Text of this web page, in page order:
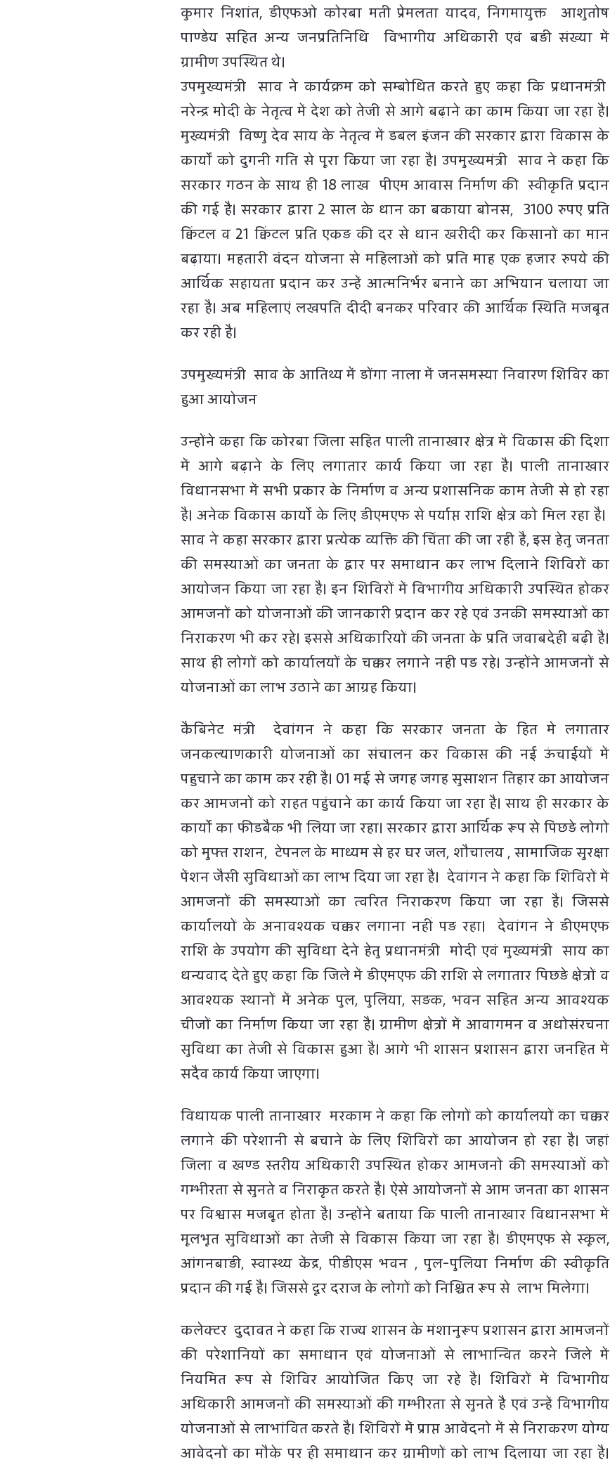
कुमार निशांत, डीएफओ कोरबा मती प्रेमलता यादव, निगमायुक्त आशुतोष
पाण्डेय सहित अन्य जनप्रतिनिधि विभागीय अधिकारी एवं बड़ी संख्या में
ग्रामीण उपस्थित थे।
उपमुख्यमंत्री साव ने कार्यक्रम को सम्बोधित करते हुए कहा कि प्रधानमंत्री
नरेन्द्र मोदी के नेतृत्व में देश को तेजी से आगे बढ़ाने का काम किया जा रहा है।
मुख्यमंत्री विष्णु देव साय के नेतृत्व में डबल इंजन की सरकार द्वारा विकास के
कार्यों को दुगनी गति से पूरा किया जा रहा है। उपमुख्यमंत्री साव ने कहा कि
सरकार गठन के साथ ही 18 लाख पीएम आवास निर्माण की स्वीकृति प्रदान
की गई है। सरकार द्वारा 2 साल के धान का बकाया बोनस, 3100 रुपए प्रति
क्विंटल व 21 क्विंटल प्रति एकड़ की दर से धान खरीदी कर किसानों का मान
बढ़ाया। महतारी वंदन योजना से महिलाओं को प्रति माह एक हजार रुपये की
आर्थिक सहायता प्रदान कर उन्हें आत्मनिर्भर बनाने का अभियान चलाया जा
रहा है। अब महिलाएं लखपति दीदी बनकर परिवार की आर्थिक स्थिति मजबूत
कर रही है।
उपमुख्यमंत्री साव के आतिथ्य में डोंगा नाला में जनसमस्या निवारण शिविर का
हुआ आयोजन
उन्होंने कहा कि कोरबा जिला सहित पाली तानाखार क्षेत्र में विकास की दिशा
में आगे बढ़ाने के लिए लगातार कार्य किया जा रहा है। पाली तानाखार
विधानसभा में सभी प्रकार के निर्माण व अन्य प्रशासनिक काम तेजी से हो रहा
है। अनेक विकास कार्याे के लिए डीएमएफ से पर्याप्त राशि क्षेत्र को मिल रहा है।
साव ने कहा सरकार द्वारा प्रत्येक व्यक्ति की चिंता की जा रही है, इस हेतु जनता
की समस्याओं का जनता के द्वार पर समाधान कर लाभ दिलाने शिविरों का
आयोजन किया जा रहा है। इन शिविरों में विभागीय अधिकारी उपस्थित होकर
आमजनों को योजनाओं की जानकारी प्रदान कर रहे एवं उनकी समस्याओं का
निराकरण भी कर रहे। इससे अधिकारियों की जनता के प्रति जवाबदेही बढ़ी है।
साथ ही लोगों को कार्यालयों के चक्कर लगाने नही पड़ रहे। उन्होंने आमजनों से
योजनाओं का लाभ उठाने का आग्रह किया।
कैबिनेट मंत्री देवांगन ने कहा कि सरकार जनता के हित मे लगातार
जनकल्याणकारी योजनाओं का संचालन कर विकास की नई ऊंचाईयों में
पहुचाने का काम कर रही है। 01 मई से जगह जगह सुसाशन तिहार का आयोजन
कर आमजनों को राहत पहुंचाने का कार्य किया जा रहा है। साथ ही सरकार के
कार्याे का फीडबैक भी लिया जा रहा। सरकार द्वारा आर्थिक रूप से पिछड़े लोगो
को मुफ्त राशन, टेपनल के माध्यम से हर घर जल, शौचालय , सामाजिक सुरक्षा
पेंशन जैसी सुविधाओं का लाभ दिया जा रहा है। देवांगन ने कहा कि शिविरों में
आमजनों की समस्याओं का त्वरित निराकरण किया जा रहा है। जिससे
कार्यालयों के अनावश्यक चक्कर लगाना नहीं पड़ रहा। देवांगन ने डीएमएफ
राशि के उपयोग की सुविधा देने हेतु प्रधानमंत्री मोदी एवं मुख्यमंत्री साय का
धन्यवाद देते हुए कहा कि जिले में डीएमएफ की राशि से लगातार पिछड़े क्षेत्रों व
आवश्यक स्थानों में अनेक पुल, पुलिया, सड़क, भवन सहित अन्य आवश्यक
चीजों का निर्माण किया जा रहा है। ग्रामीण क्षेत्रों में आवागमन व अधोसंरचना
सुविधा का तेजी से विकास हुआ है। आगे भी शासन प्रशासन द्वारा जनहित में
सदैव कार्य किया जाएगा।
विधायक पाली तानाखार मरकाम ने कहा कि लोगों को कार्यालयों का चक्कर
लगाने की परेशानी से बचाने के लिए शिविरों का आयोजन हो रहा है। जहां
जिला व खण्ड स्तरीय अधिकारी उपस्थित होकर आमजनो की समस्याओं को
गम्भीरता से सुनते व निराकृत करते है। ऐसे आयोजनों से आम जनता का शासन
पर विश्वास मजबूत होता है। उन्होंने बताया कि पाली तानाखार विधानसभा में
मूलभूत सुविधाओं का तेजी से विकास किया जा रहा है। डीएमएफ से स्कूल,
आंगनबाड़ी, स्वास्थ्य केंद्र, पीडीएस भवन , पुल-पुलिया निर्माण की स्वीकृति
प्रदान की गई है। जिससे दूर दराज के लोगों को निश्चित रूप से लाभ मिलेगा।
कलेक्टर दुदावत ने कहा कि राज्य शासन के मंशानुरूप प्रशासन द्वारा आमजनों
की परेशानियों का समाधान एवं योजनाओं से लाभान्वित करने जिले में
नियमित रूप से शिविर आयोजित किए जा रहे है। शिविरों में विभागीय
अधिकारी आमजनों की समस्याओं की गम्भीरता से सुनते है एवं उन्हें विभागीय
योजनाओं से लाभांवित करते है। शिविरों में प्राप्त आवेंदनो में से निराकरण योग्य
आवेदनों का मौके पर ही समाधान कर ग्रामीणों को लाभ दिलाया जा रहा है।